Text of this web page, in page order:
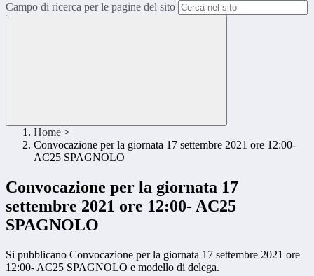
Campo di ricerca per le pagine del sito
Home >
Convocazione per la giornata 17 settembre 2021 ore 12:00-
AC25 SPAGNOLO
Convocazione per la giornata 17
settembre 2021 ore 12:00- AC25
SPAGNOLO
Si pubblicano Convocazione per la giornata 17 settembre 2021 ore
12:00- AC25 SPAGNOLO e modello di delega.